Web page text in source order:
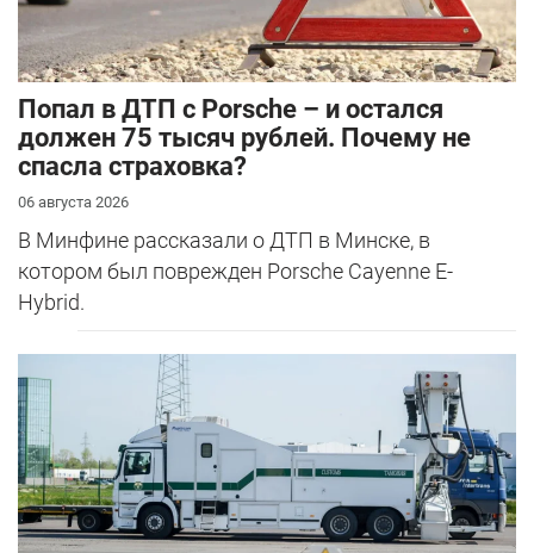
​Попал в ДТП с Porsche – и остался
должен 75 тысяч рублей. Почему не
спасла страховка?
06 августа 2026
В Минфине рассказали о ДТП в Минске, в
котором был поврежден Porsche Cayenne E-
Hybrid.